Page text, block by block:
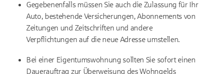
Gegebenenfalls müssen Sie auch die Zulassung für Ihr
Auto, bestehende Versicherungen, Abonnements von
Zeitungen und Zeitschriften und andere
Verpflichtungen auf die neue Adresse umstellen.
Bei einer Eigentumswohnung sollten Sie sofort einen
Dauerauftrag zur Überweisung des Wohngelds